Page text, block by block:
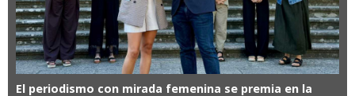
El periodismo con mirada femenina se premia en la